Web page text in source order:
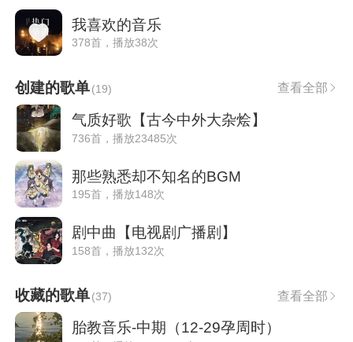
我喜欢的音乐
378首，播放38次
创建的歌单(19) 查看全部
气质好歌【古今中外大杂烩】
736首，播放23485次
那些熟悉却不知名的BGM
195首，播放148次
剧中曲【电视剧广播剧】
158首，播放132次
收藏的歌单(37) 查看全部
胎教音乐-中期（12-29孕周时）